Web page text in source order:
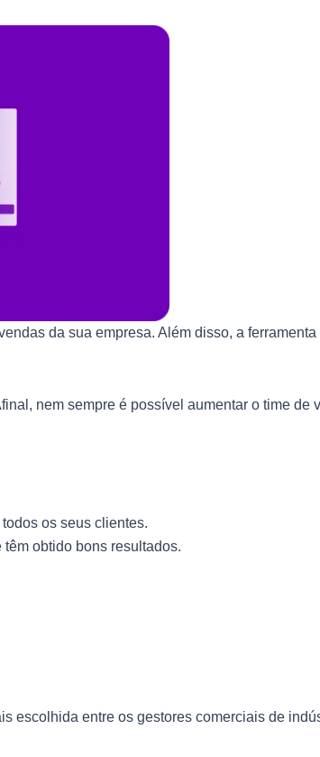
da sua empresa. Além disso, a
nem sempre é possível aumentar o time de
os seus clientes.
obtido bons resultados.
escolhida entre os gestores comerciais de